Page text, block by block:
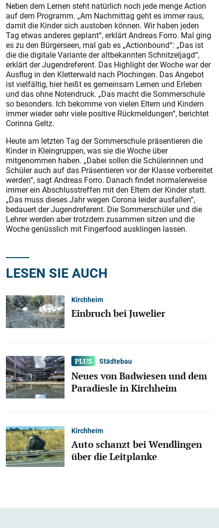
Neben dem Lernen steht natürlich noch jede menge Action
auf dem Programm. „Am Nachmittag geht es immer raus,
damit die Kinder sich austoben können. Wir haben jeden
Tag etwas anderes geplant“, erklärt Andreas Forro. Mal ging
es zu den Bürgerseen, mal gab es „Actionbound“: „Das ist
die die digitale Variante der altbekannten Schnitzeljagd“,
erklärt der Jugendreferent. Das Highlight der Woche war der
Ausflug in den Kletterwald nach Plochingen. Das Angebot
ist vielfältig, hier heißt es gemeinsam Lernen und Erleben
und das ohne Notendruck. „Das macht die Sommerschule
so besonders. Ich bekomme von vielen Eltern und Kindern
immer wieder sehr viele positive Rückmeldungen“, berichtet
Corinna Geltz.
Heute am letzten Tag der Sommerschule präsentieren die
Kinder in Kleingruppen, was sie die Woche über
mitgenommen haben. „Dabei sollen die Schülerinnen und
Schüler auch auf das Präsentieren vor der Klasse vorbereitet
werden“, sagt Andreas Forro. Danach findet normalerweise
immer ein Abschlusstreffen mit den Eltern der Kinder statt.
„Das muss dieses Jahr wegen Corona leider ausfallen“,
bedauert der Jugendreferent. Die Sommerschüler und die
Lehrer werden aber trotzdem zusammen sitzen und die
Woche genüsslich mit Fingerfood ausklingen lassen.
LESEN SIE AUCH
Kirchheim
Einbruch bei Juwelier
Städtebau
Neues von Badwiesen und dem
Paradiesle in Kirchheim
Kirchheim
Auto schanzt bei Wendlingen
über die Leitplanke